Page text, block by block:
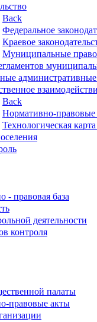
Back
Федеральное
Краевое
Муниципальные
Back
Нормативно-правовые
Технологическая
- правовая база
деятельности
контроля
палаты
правовые акты